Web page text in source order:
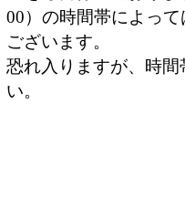
00）の時間帯によっ
ございます。
恐れ入りますが、時
い。